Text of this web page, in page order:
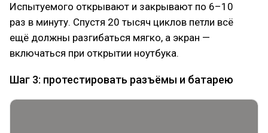
Испытуемого открывают и закрывают по 6–10
раз в минуту. Спустя 20 тысяч циклов петли всё
ещё должны разгибаться мягко, а экран —
включаться при открытии ноутбука.
Шаг 3: протестировать разъёмы и батарею